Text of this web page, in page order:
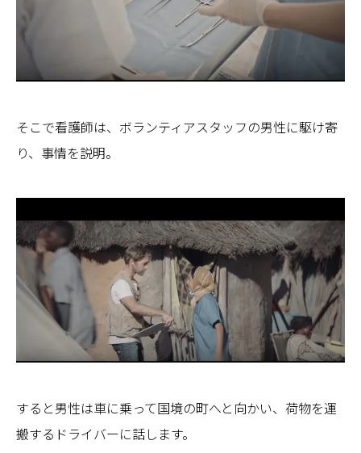
そこで看護師は、ボランティアスタッフの男性に駆け寄
り、事情を説明。
すると男性は車に乗って国境の町へと向かい、荷物を運
搬するドライバーに話します。